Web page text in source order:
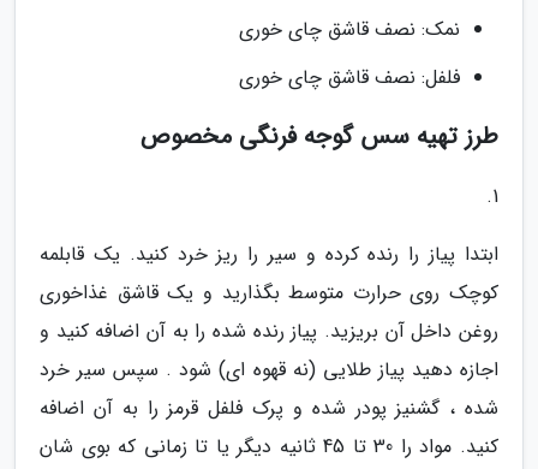
نمک: نصف قاشق چای خوری
فلفل: نصف قاشق چای خوری
طرز تهیه سس گوجه فرنگی مخصوص
1.
ابتدا پیاز را رنده کرده و سیر را ریز خرد کنید. یک قابلمه
کوچک روی حرارت متوسط بگذارید و یک قاشق غذاخوری
روغن داخل آن بریزید. پیاز رنده شده را به آن اضافه کنید و
اجازه دهید پیاز طلایی (نه قهوه ای) شود . سپس سیر خرد
شده ، گشنیز پودر شده و پرک فلفل قرمز را به آن اضافه
کنید. مواد را 30 تا 45 ثانیه دیگر یا تا زمانی که بوی شان